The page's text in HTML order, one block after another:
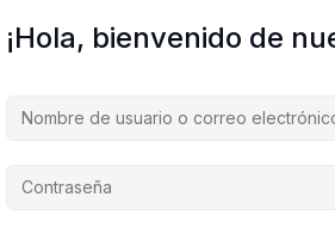
¡Hola, bienvenido de